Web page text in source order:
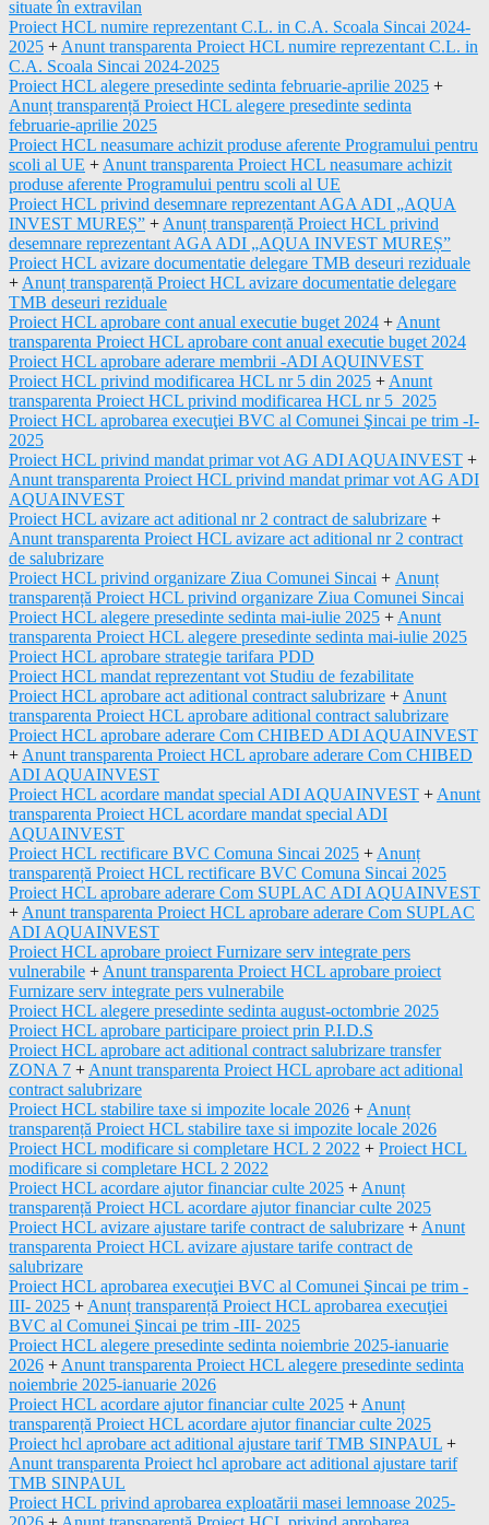
situate în extravilan
Proiect HCL numire reprezentant C.L. in C.A. Scoala Sincai 2024-
2025 + Anunt transparenta Proiect HCL numire reprezentant C.L. in
C.A. Scoala Sincai 2024-2025
Proiect HCL alegere presedinte sedinta februarie-aprilie 2025 +
Anunț transparență Proiect HCL alegere presedinte sedinta
februarie-aprilie 2025
Proiect HCL neasumare achizit produse aferente Programului pentru
scoli al UE + Anunt transparenta Proiect HCL neasumare achizit
produse aferente Programului pentru scoli al UE
Proiect HCL privind desemnare reprezentant AGA ADI „AQUA
INVEST MUREȘ” + Anunț transparență Proiect HCL privind
desemnare reprezentant AGA ADI „AQUA INVEST MUREȘ”
Proiect HCL avizare documentatie delegare TMB deseuri reziduale
+ Anunț transparență Proiect HCL avizare documentatie delegare
TMB deseuri reziduale
Proiect HCL aprobare cont anual executie buget 2024 + Anunt
transparenta Proiect HCL aprobare cont anual executie buget 2024
Proiect HCL aprobare aderare membrii -ADI AQUINVEST
Proiect HCL privind modificarea HCL nr 5 din 2025 + Anunt
transparenta Proiect HCL privind modificarea HCL nr 5_2025
Proiect HCL aprobarea execuţiei BVC al Comunei Şincai pe trim -I-
2025
Proiect HCL privind mandat primar vot AG ADI AQUAINVEST +
Anunt transparenta Proiect HCL privind mandat primar vot AG ADI
AQUAINVEST
Proiect HCL avizare act aditional nr 2 contract de salubrizare +
Anunt transparenta Proiect HCL avizare act aditional nr 2 contract
de salubrizare
Proiect HCL privind organizare Ziua Comunei Sincai + Anunț
transparență Proiect HCL privind organizare Ziua Comunei Sincai
Proiect HCL alegere presedinte sedinta mai-iulie 2025 + Anunt
transparenta Proiect HCL alegere presedinte sedinta mai-iulie 2025
Proiect HCL aprobare strategie tarifara PDD
Proiect HCL mandat reprezentant vot Studiu de fezabilitate
Proiect HCL aprobare act aditional contract salubrizare + Anunt
transparenta Proiect HCL aprobare aditional contract salubrizare
Proiect HCL aprobare aderare Com CHIBED ADI AQUAINVEST
+ Anunt transparenta Proiect HCL aprobare aderare Com CHIBED
ADI AQUAINVEST
Proiect HCL acordare mandat special ADI AQUAINVEST + Anunt
transparenta Proiect HCL acordare mandat special ADI
AQUAINVEST
Proiect HCL rectificare BVC Comuna Sincai 2025 + Anunț
transparență Proiect HCL rectificare BVC Comuna Sincai 2025
Proiect HCL aprobare aderare Com SUPLAC ADI AQUAINVEST
+ Anunt transparenta Proiect HCL aprobare aderare Com SUPLAC
ADI AQUAINVEST
Proiect HCL aprobare proiect Furnizare serv integrate pers
vulnerabile + Anunt transparenta Proiect HCL aprobare proiect
Furnizare serv integrate pers vulnerabile
Proiect HCL alegere presedinte sedinta august-octombrie 2025
Proiect HCL aprobare participare proiect prin P.I.D.S
Proiect HCL aprobare act aditional contract salubrizare transfer
ZONA 7 + Anunt transparenta Proiect HCL aprobare act aditional
contract salubrizare
Proiect HCL stabilire taxe si impozite locale 2026 + Anunț
transparență Proiect HCL stabilire taxe si impozite locale 2026
Proiect HCL modificare si completare HCL 2 2022 + Proiect HCL
modificare si completare HCL 2 2022
Proiect HCL acordare ajutor financiar culte 2025 + Anunț
transparență Proiect HCL acordare ajutor financiar culte 2025
Proiect HCL avizare ajustare tarife contract de salubrizare + Anunt
transparenta Proiect HCL avizare ajustare tarife contract de
salubrizare
Proiect HCL aprobarea execuţiei BVC al Comunei Şincai pe trim -
III- 2025 + Anunț transparență Proiect HCL aprobarea execuţiei
BVC al Comunei Şincai pe trim -III- 2025
Proiect HCL alegere presedinte sedinta noiembrie 2025-ianuarie
2026 + Anunt transparenta Proiect HCL alegere presedinte sedinta
noiembrie 2025-ianuarie 2026
Proiect HCL acordare ajutor financiar culte 2025 + Anunț
transparență Proiect HCL acordare ajutor financiar culte 2025
Proiect hcl aprobare act aditional ajustare tarif TMB SINPAUL +
Anunt transparenta Proiect hcl aprobare act aditional ajustare tarif
TMB SINPAUL
Proiect HCL privind aprobarea exploatării masei lemnoase 2025-